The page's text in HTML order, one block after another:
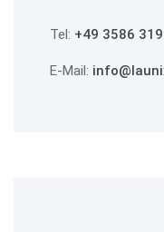
Tel: +49 3586
E-Mail: